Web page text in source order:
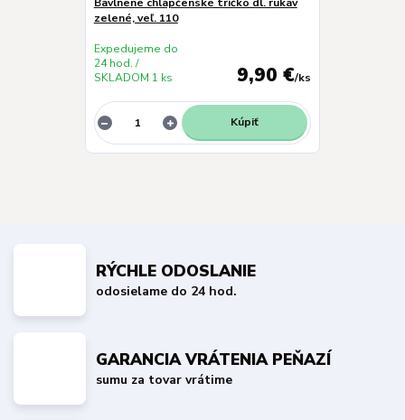
zelené, veľ. 110
9,90 €/ks
Expedujeme do
24 hod. /
SKLADOM 1 ks
Kúpiť
RÝCHLE ODOSLANIE
odosielame do 24 hod.
GARANCIA VRÁTENIA PEŇAZÍ
sumu za tovar vrátime